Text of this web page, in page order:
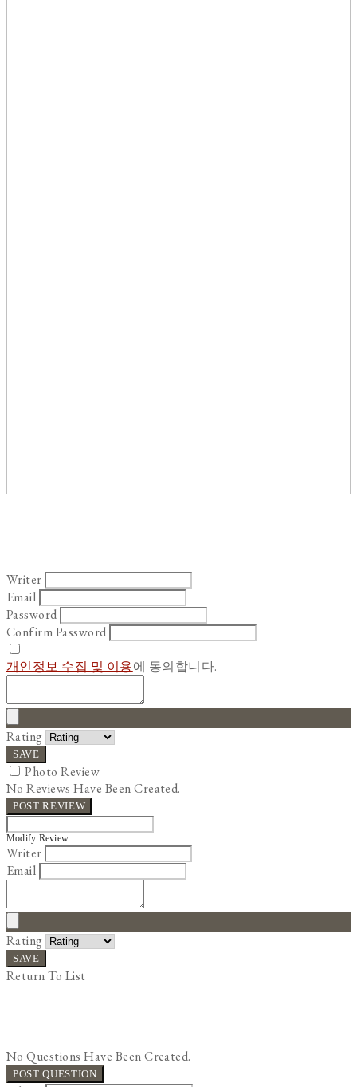
Writer
Email
Password
Confirm Password
개인정보 수집 및 이용에 동의합니다.
Rating
SAVE
Photo Review
No Reviews Have Been Created.
POST REVIEW
Modify Review
Writer
Email
Rating
SAVE
Return To List
No Questions Have Been Created.
POST QUESTION